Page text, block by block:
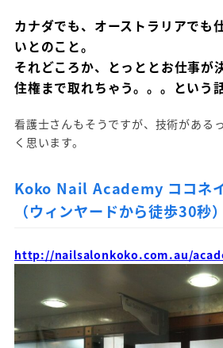
カナダでも、オーストラリアでも
いとのこと。
それどころか、とっととお仕事が
住権まで取れちゃう。。。という話
看護士さんもそうですが、技術がある
く思います。
Koko Nail Academy ココネ
（ウィンヤードから徒歩30秒）
http://nailsalonkoko.com.au/